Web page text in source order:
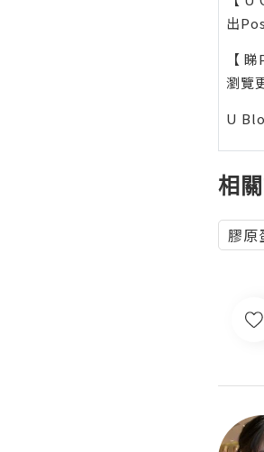
出
【
瀏覽
U
相
膠原